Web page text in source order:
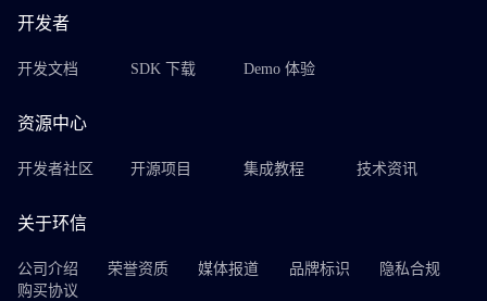
开发者
开发文档 SDK 下载 Demo 体验
资源中心
开发者社区 开源项目 集成教程 技术资讯
关于环信
公司介绍 荣誉资质 媒体报道 品牌标识
隐私合规
购买协议